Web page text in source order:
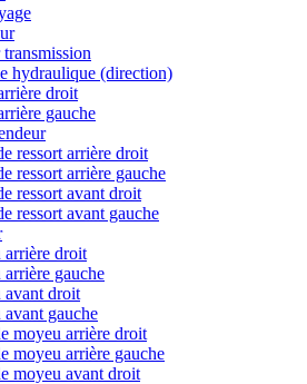
hydraulique (direction)
droit
gauche
ressort arrière droit
ressort arrière gauche
ressort avant droit
ressort avant gauche
arrière droit
gauche
avant droit
gauche
moyeu arrière droit
moyeu arrière gauche
moyeu avant droit